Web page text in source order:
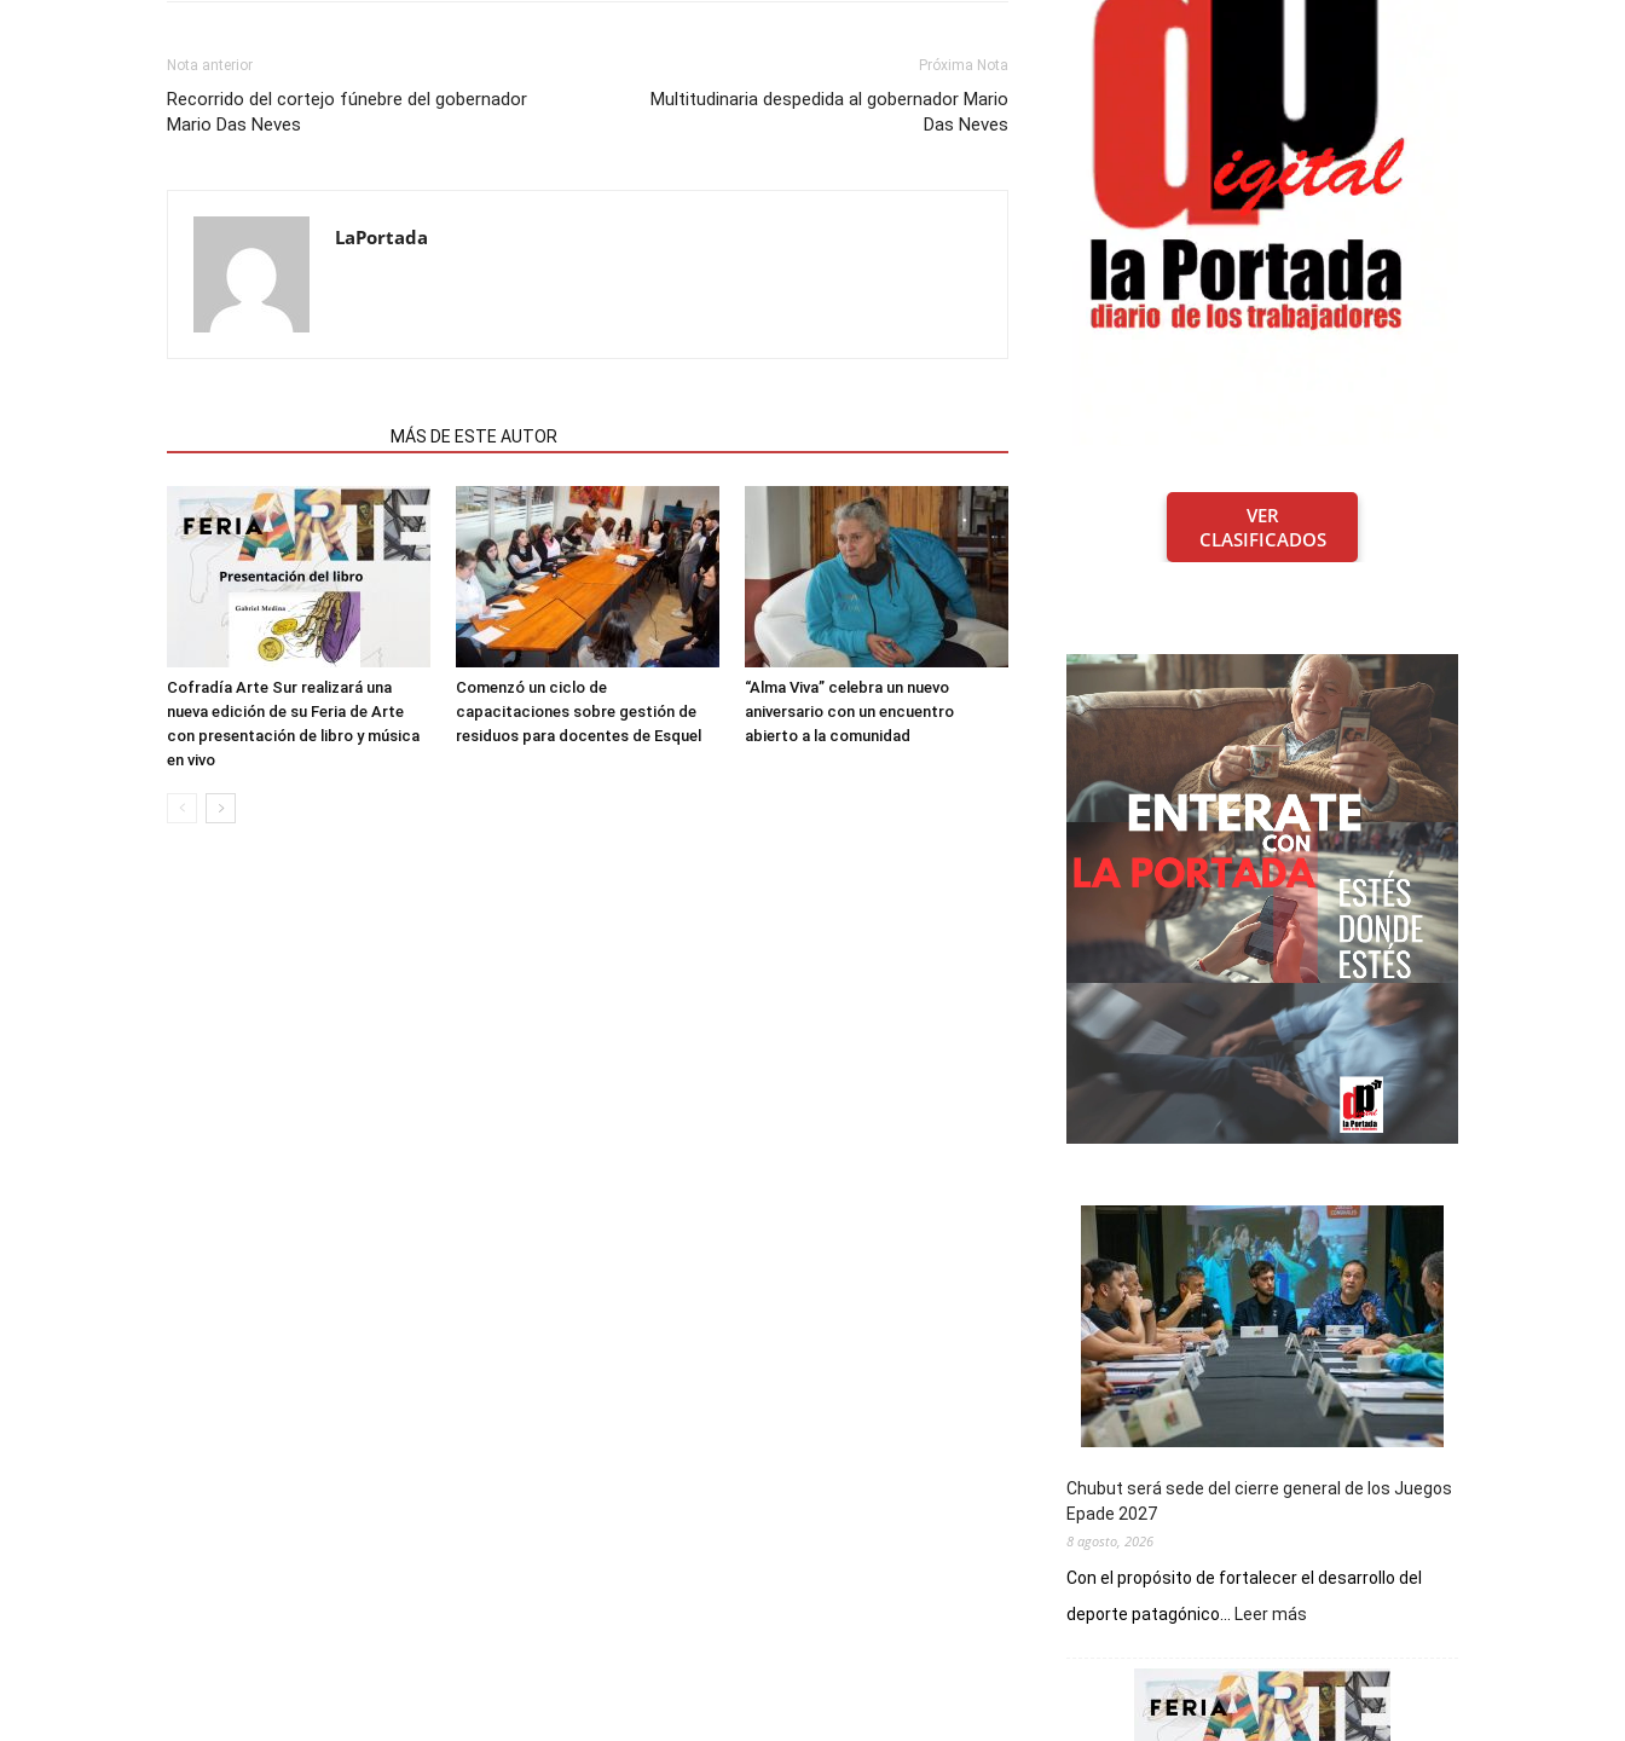
Nota anterior
Recorrido del cortejo fúnebre del gobernador
Mario Das Neves
Próxima Nota
Multitudinaria despedida al gobernador Mario
Das Neves
LaPortada
MÁS DE ESTE AUTOR
Cofradía Arte Sur realizará una
nueva edición de su Feria de Arte
con presentación de libro y música
en vivo
Comenzó un ciclo de
capacitaciones sobre gestión de
residuos para docentes de Esquel
“Alma Viva” celebra un nuevo
aniversario con un encuentro
abierto a la comunidad
VER
CLASIFICADOS
Chubut será sede del cierre general de los Juegos
Epade 2027
8 agosto, 2026
Con el propósito de fortalecer el desarrollo del
deporte patagónico...
Leer más
sede
del